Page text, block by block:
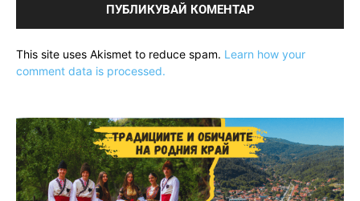
This site uses Akismet to reduce spam. Learn how your
comment data is processed.